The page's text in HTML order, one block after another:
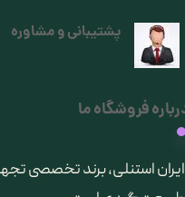
فروشگاه ما
​ایران استنلی، برند تخصصی
پشتیبانی و مشاوره